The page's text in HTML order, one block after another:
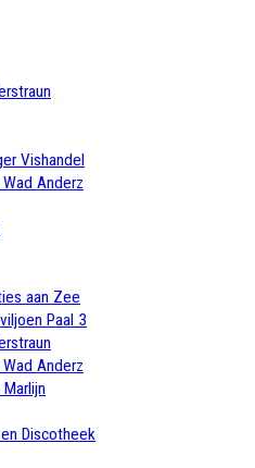
Vishandel
Anderz
aan Zee
Paal 3
Anderz
Discotheek